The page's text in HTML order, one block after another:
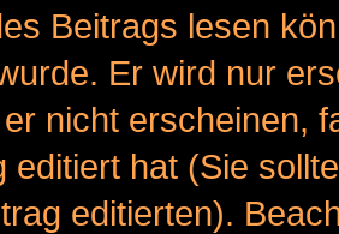
Beitrags lesen
Er wird nur
nicht erscheinen,
editiert hat (Sie
editierten).